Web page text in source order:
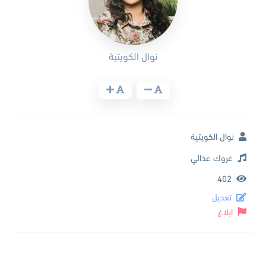
نوال الكويتية
نوال الكويتية
غروك عذالي
402
تعديل
ابلاغ